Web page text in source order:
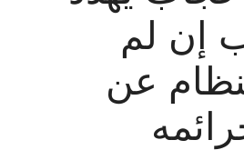
إن لم
عن